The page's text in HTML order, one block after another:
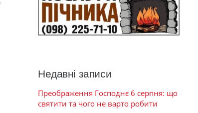
Недавні записи
Преображення Господнє 6 серпня: що
святити та чого не варто робити